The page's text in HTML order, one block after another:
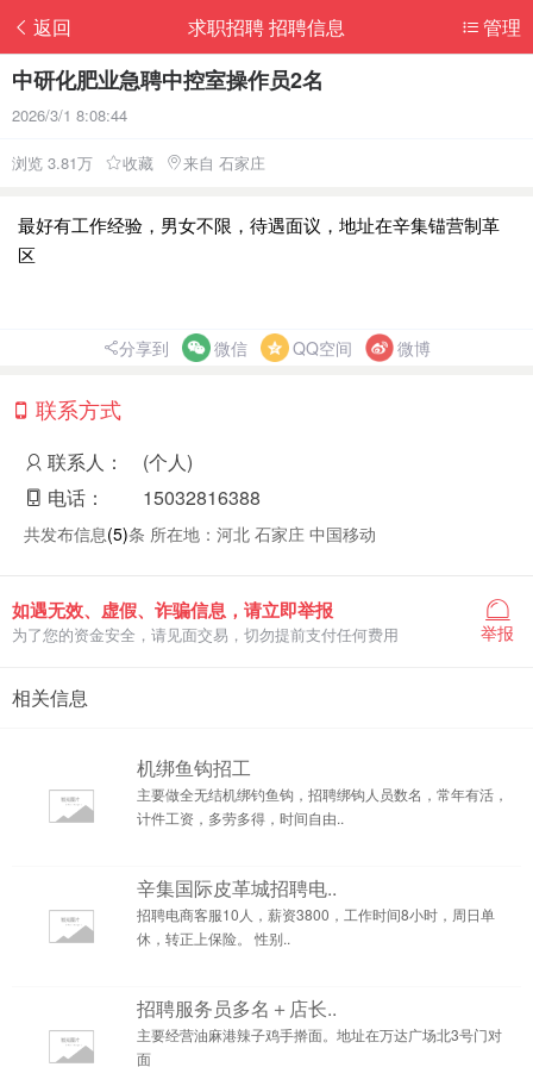
返回 管理
求职招聘 招聘信息
中研化肥业急聘中控室操作员2名
2026/3/1 8:08:44
浏览 3.81万 收藏 来自 石家庄
最好有工作经验，男女不限，待遇面议，地址在辛集锚营制革
区
分享到 微信 QQ空间 微博
联系方式
联系人：
(个人)
电话：
15032816388
共发布信息(5)条 所在地：河北 石家庄 中国移动
如遇无效、虚假、诈骗信息，请立即举报
为了您的资金安全，请见面交易，切勿提前支付任何费用 举报
相关信息
机绑鱼钩招工
主要做全无结机绑钓鱼钩，招聘绑钩人员数名，常年有活，
计件工资，多劳多得，时间自由..
辛集国际皮革城招聘电..
招聘电商客服10人，薪资3800，工作时间8小时，周日单
休，转正上保险。 性别..
招聘服务员多名＋店长..
主要经营油麻港辣子鸡手擀面。地址在万达广场北3号门对
面